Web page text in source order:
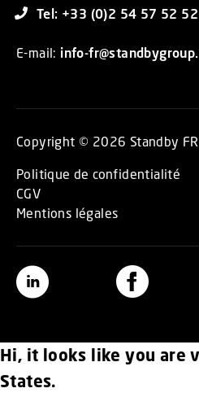
Tel: +33 (0)2 54 57 52 52
E-mail: info-
Copyright © 2026 Standby
Politique de confidentialité
CGV
Mentions légales
Hi, it looks like you are
States.